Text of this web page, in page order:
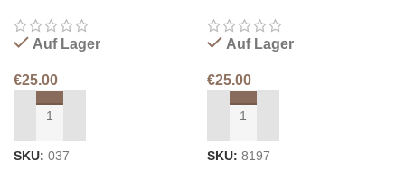
Auf Lager
€25.00
SKU: 037
Auf Lager
€25.00
SKU: 8197